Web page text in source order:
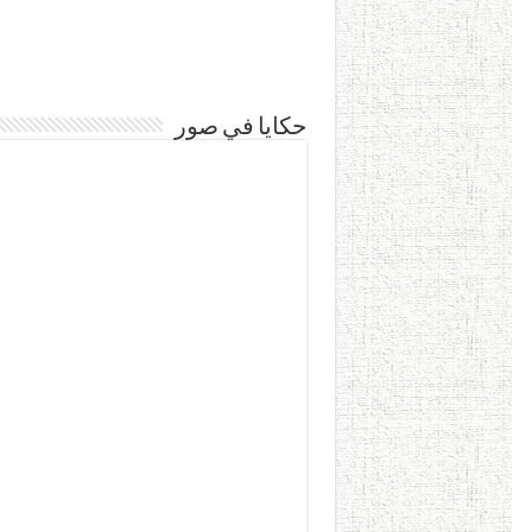
حكايا في صور